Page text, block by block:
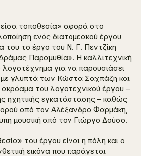
τοποθεσία» αφορά στο
ενός διατομεακού έργου
του το έργο του Ν. Γ. Πεντζίκη
Παραμυθία». Η καλλιτεχνική
λογοτέχνημα για να παρουσιάσει
με γλυπτά των Κώστα Σαχπάζη και
του λογοτεχνικού έργου –
ηχητικής εγκατάστασης – καθώς
από τον Αλέξανδρο Φαρμάκη,
μουσική από τον Γιώργο Δούσο.
του έργου είναι η πόλη και ο
εικόνα που παράγεται